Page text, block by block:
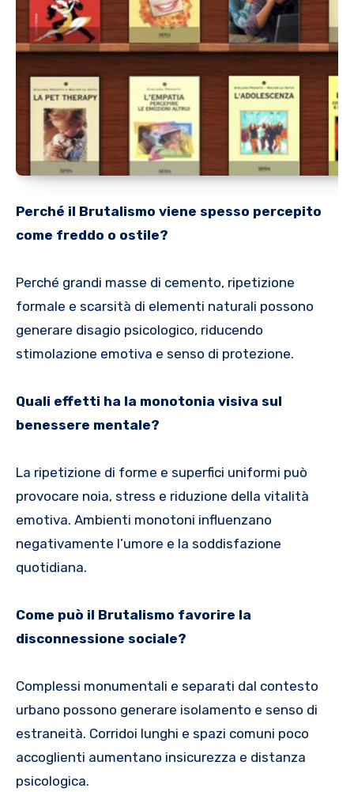
Perché il Brutalismo viene spesso percepito
come freddo o ostile?
Perché grandi masse di cemento, ripetizione
formale e scarsità di elementi naturali possono
generare disagio psicologico, riducendo
stimolazione emotiva e senso di protezione.
Quali effetti ha la monotonia visiva sul
benessere mentale?
La ripetizione di forme e superfici uniformi può
provocare noia, stress e riduzione della vitalità
emotiva. Ambienti monotoni influenzano
negativamente l’umore e la soddisfazione
quotidiana.
Come può il Brutalismo favorire la
disconnessione sociale?
Complessi monumentali e separati dal contesto
urbano possono generare isolamento e senso di
estraneità. Corridoi lunghi e spazi comuni poco
accoglienti aumentano insicurezza e distanza
psicologica.